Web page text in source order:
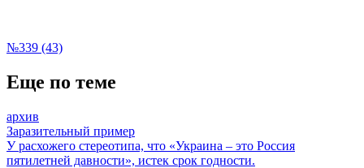
№339 (43)
Еще по теме
архив
Заразительный пример
У расхожего стереотипа, что «Украина – это Россия
пятилетней давности», истек срок годности.